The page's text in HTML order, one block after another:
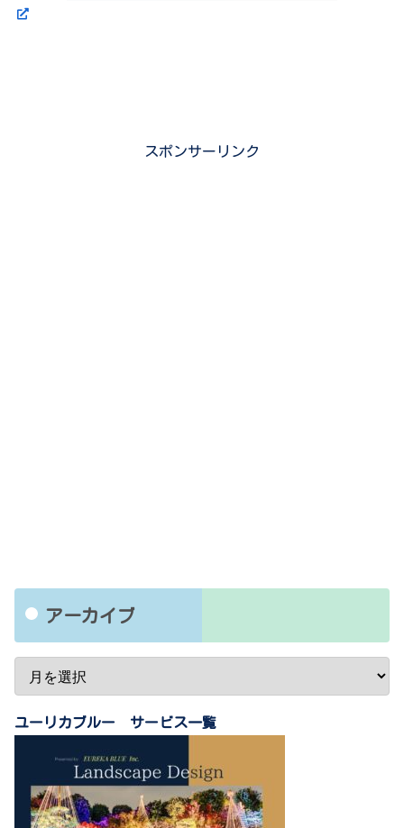
スポンサーリンク
アーカイブ
ユーリカブルー サービス一覧